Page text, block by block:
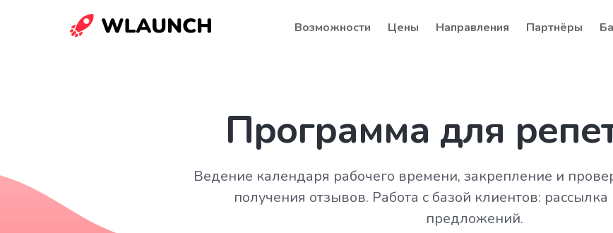
Возможности Цены Направления Партнёры
Программа для
Ведение календаря рабочего времени, закрепление и
получения отзывов. Работа с базой клиентов:
предложений.